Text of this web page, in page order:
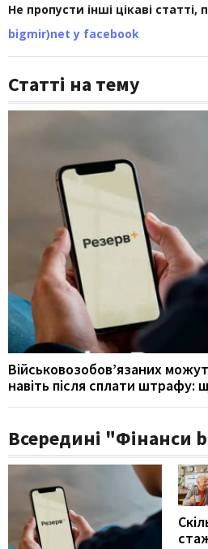
Не пропусти інші цікаві статті,
bigmir)net у facebook
Статті на тему
Військовозобов’язаних
навіть після сплати штрафу:
Всередині "Фінанси